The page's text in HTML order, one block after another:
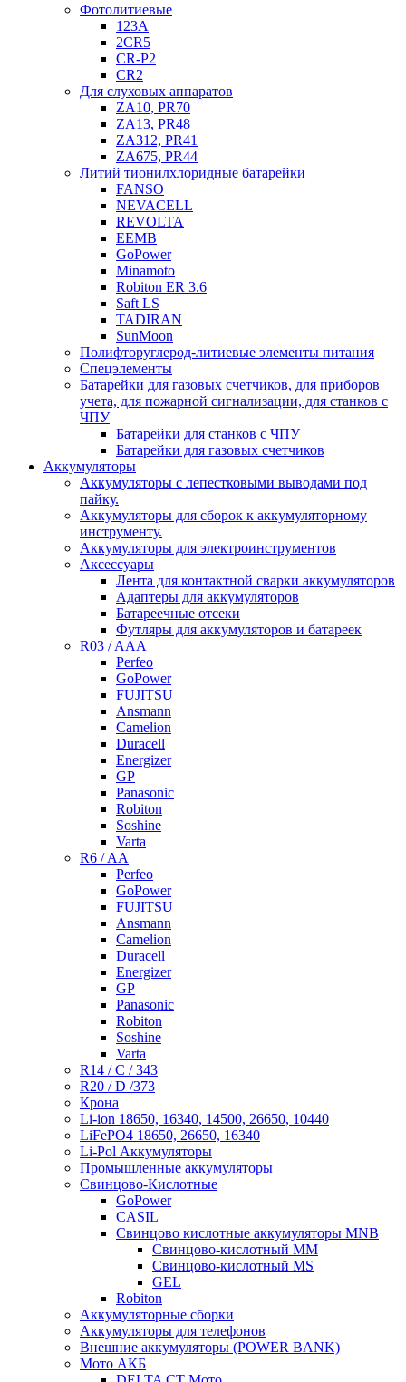
Фотолитиевые
123A
2CR5
CR-P2
CR2
Для слуховых аппаратов
ZA10, PR70
ZA13, PR48
ZA312, PR41
ZA675, PR44
Литий тионилхлоридные батарейки
FANSO
NEVACELL
REVOLTA
EEMB
GoPower
Minamoto
Robiton ER 3.6
Saft LS
TADIRAN
SunMoon
Полифторуглерод-литиевые элементы питания
Спецэлементы
Батарейки для газовых счетчиков, для приборов
учета, для пожарной сигнализации, для станков с
ЧПУ
Батарейки для станков с ЧПУ
Батарейки для газовых счетчиков
Аккумуляторы
Аккумуляторы с лепестковыми выводами под
пайку.
Аккумуляторы для сборок к аккумуляторному
инструменту.
Аккумуляторы для электроинструментов
Аксессуары
Лента для контактной сварки аккумуляторов
Адаптеры для аккумуляторов
Батареечные отсеки
Футляры для аккумуляторов и батареек
R03 / AAA
Perfeo
GoPower
FUJITSU
Ansmann
Camelion
Duracell
Energizer
GP
Panasonic
Robiton
Soshine
Varta
R6 / AA
Perfeo
GoPower
FUJITSU
Ansmann
Camelion
Duracell
Energizer
GP
Panasonic
Robiton
Soshine
Varta
R14 / C / 343
R20 / D /373
Крона
Li-ion 18650, 16340, 14500, 26650, 10440
LiFePO4 18650, 26650, 16340
Li-Pol Аккумуляторы
Промышленные аккумуляторы
Свинцово-Кислотные
GoPower
CASIL
Свинцово кислотные аккумуляторы MNB
Cвинцово-кислотный MM
Cвинцово-кислотный MS
GEL
Robiton
Аккумуляторные сборки
Аккумуляторы для телефонов
Внешние аккумуляторы (POWER BANK)
Мото АКБ